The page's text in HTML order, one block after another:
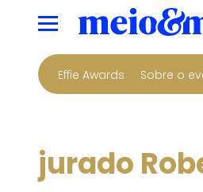
Effie Awards Sobre o
jurado